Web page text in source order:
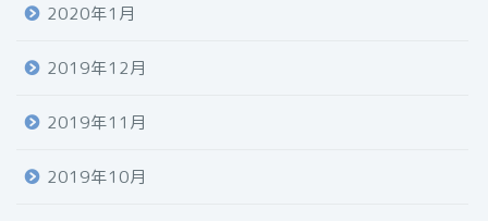
2020年1月
2019年12月
2019年11月
2019年10月